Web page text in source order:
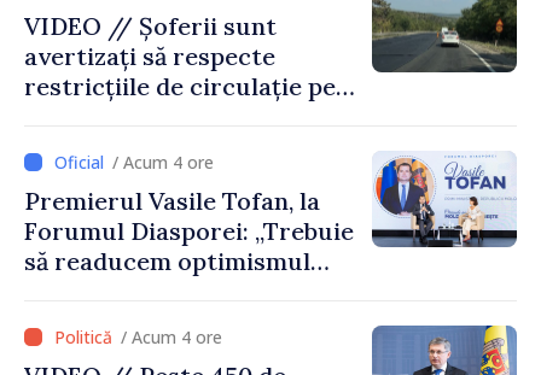
VIDEO // Șoferii sunt
avertizați să respecte
restricțiile de circulație pe
desfășoară lucrări de
reparație/ Acum 4 ore
Premierul Vasile Tofan, la
Forumul Diasporei: „Trebuie
să readucem optimismul
Republica Moldova merge în
direcția corectă”
/ Acum 4 ore